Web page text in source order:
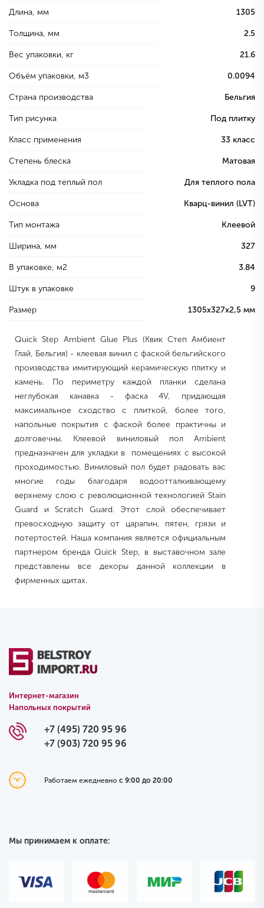
Длина, мм 1305
Толщина, мм 2.5
Вес упаковки, кг 21.6
Объём упаковки, м3 0.0094
Страна производства Бельгия
Тип рисунка Под плитку
Класс применения 33 класс
Степень блеска Матовая
Укладка под теплый пол Для теплого пола
Основа Кварц-винил (LVT)
Тип монтажа Клеевой
Ширина, мм 327
В упаковке, м2 3.84
Штук в упаковке 9
Размер 1305х327х2,5 мм
Quick Step Ambient Glue Plus (Квик Степ Амбиент
Глай, Бельгия) - клеевая винил с фаской бельгийского
производства имитирующий керамическую плитку и
камень. По периметру каждой планки сделана
неглубокая канавка - фаска 4V, придающая
максимальное сходство с плиткой, более того,
напольные покрытия с фаской более практичны и
долговечны. Клеевой виниловый пол Ambient
предназначен для укладки в помещениях с высокой
проходимостью. Виниловый пол будет радовать вас
многие годы благодаря водоотталкивающему
верхнему слою с революционной технологией Stain
Guard и Scratch Guard. Этот слой обеспечивает
превосходную защиту от царапин, пятен, грязи и
потертостей. Наша компания является официальным
партнером бренда Quick Step, в выставочном зале
представлены все декоры данной коллекции в
фирменных щитах.
Интернет-магазин
Напольных покрытий
+7 (495) 720 95 96
+7 (903) 720 95 96
Работаем ежедневно с 9:00 до 20:00
Мы принимаем к оплате: